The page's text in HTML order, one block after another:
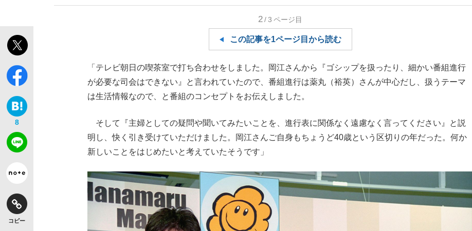
「目標達成できなかったからと言って…」サッカー日本代表・森保一監督...
もっと見る
the Style
8
コピー
2/3 ページ目
この記事を1ページ目から読む
「テレビ朝日の喫茶室で打ち合わせをしました。岡江さんから『ゴシップを扱ったり、細かい番組進行
が必要な司会はできない』と言われていたので、番組進行は薬丸（裕英）さんが中心だし、扱うテーマ
は生活情報なので、と番組のコンセプトをお伝えしました。
そして『主婦としての疑問や聞いてみたいことを、進行表に関係なく遠慮なく言ってください』と説
明し、快く引き受けていただけました。岡江さんご自身もちょうど40歳という区切りの年だった。何か
新しいことをはじめたいと考えていたそうです」